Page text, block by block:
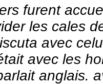
furent
les cales
avec
avec les
anglais.